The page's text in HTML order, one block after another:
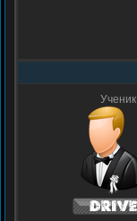
Ученик